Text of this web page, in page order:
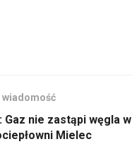
wiadomość
Gaz nie zastąpi węgla w
Mielec